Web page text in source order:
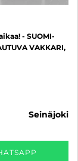
- SUOMI-
VAKKARI,
seinäjoki